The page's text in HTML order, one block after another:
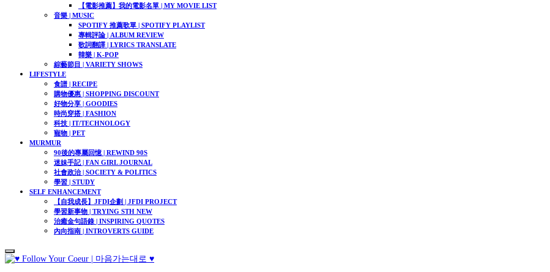
【電影推薦】我的電影名單 | MY MOVIE LIST​
音樂 | MUSIC
SPOTIFY 推薦歌單 | SPOTIFY PLAYLIST
專輯評論 | ALBUM REVIEW
歌詞翻譯 | LYRICS TRANSLATE
韓樂 | K-POP
綜藝節目 | VARIETY SHOWS
LIFESTYLE
食譜 | RECIPE
購物優惠 | SHOPPING DISCOUNT
好物分享 | GOODIES
時尚穿搭 | FASHION
科技 | IT/TECHNOLOGY
寵物 | PET
MURMUR
90後的專屬回憶 | REWIND 90S
迷妹手記 | FAN GIRL JOURNAL
社會政治 | SOCIETY & POLITICS
學習 | STUDY
SELF ENHANCEMENT
【自我成長】JFDI企劃 | JFDI PROJECT
學習新事物 | TRYING STH NEW
治癒金句語錄 | INSPIRING QUOTES
內向指南 | INTROVERTS GUIDE